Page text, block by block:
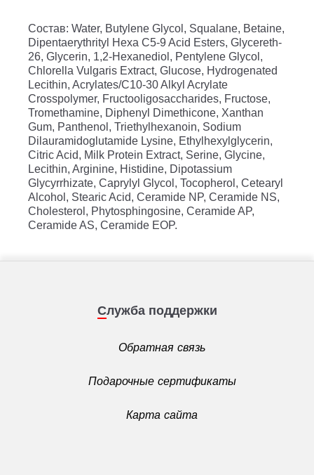
Состав: Water, Butylene Glycol, Squalane, Betaine,
Dipentaerythrityl Hexa C5-9 Acid Esters, Glycereth-
26, Glycerin, 1,2-Hexanediol, Pentylene Glycol,
Chlorella Vulgaris Extract, Glucose, Hydrogenated
Lecithin, Acrylates/C10-30 Alkyl Acrylate
Crosspolymer, Fructooligosaccharides, Fructose,
Tromethamine, Diphenyl Dimethicone, Xanthan
Gum, Panthenol, Triethylhexanoin, Sodium
Dilauramidoglutamide Lysine, Ethylhexylglycerin,
Citric Acid, Milk Protein Extract, Serine, Glycine,
Lecithin, Arginine, Histidine, Dipotassium
Glycyrrhizate, Caprylyl Glycol, Tocopherol, Cetearyl
Alcohol, Stearic Acid, Ceramide NP, Ceramide NS,
Cholesterol, Phytosphingosine, Ceramide AP,
Ceramide AS, Ceramide EOP.
Служба поддержки
Обратная связь
Подарочные сертификаты
Карта сайта